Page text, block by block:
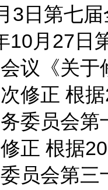
3日第七
10月27日
议《关
修正 根
委员会
正 根据
员会第